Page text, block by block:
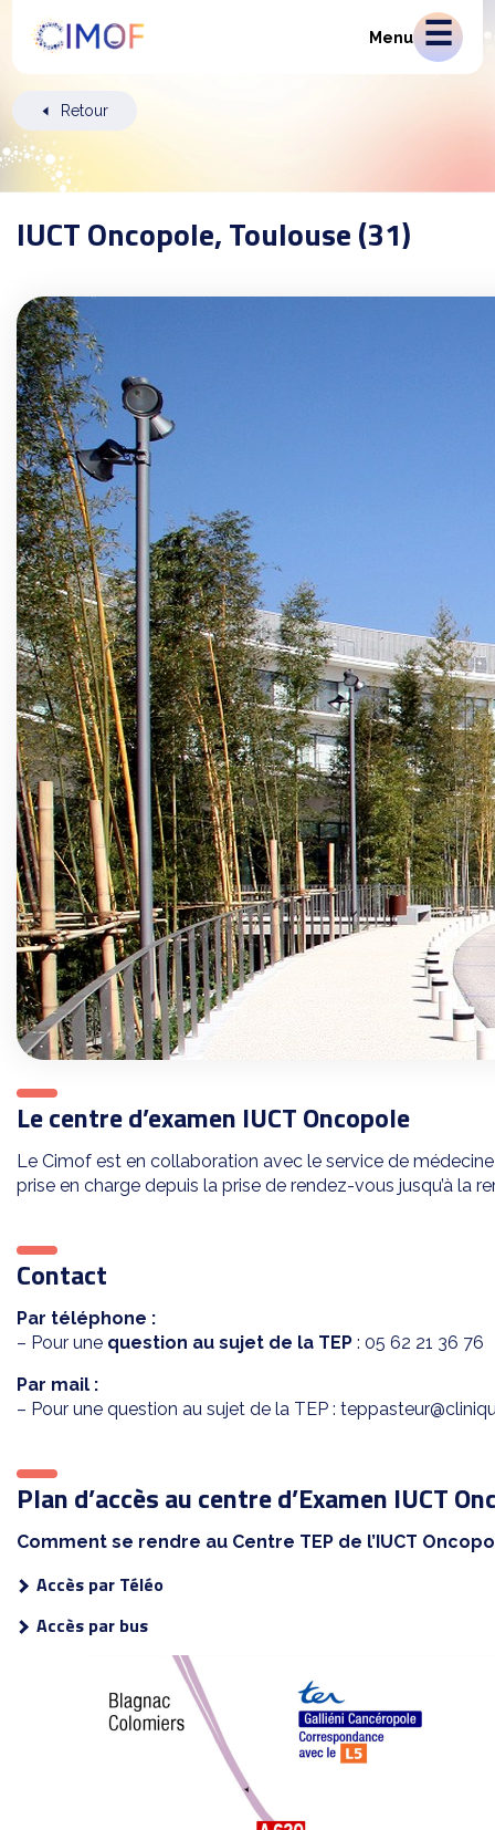
Menu
Retour
IUCT Oncopole, Toulouse (31)
Le centre d’examen IUCT Oncopole
Le Cimof est en collaboration avec le service de médecine
prise en charge depuis la prise de rendez-vous jusqu’à la
Contact
Par téléphone :
– Pour une question au sujet de la TEP : 05 62 21 36 76
Par mail :
– Pour une question au sujet de la TEP :
Plan d’accès au centre d’Examen IUCT
Comment se rendre au Centre TEP de l’IUCT
Accès par Téléo
Accès par bus